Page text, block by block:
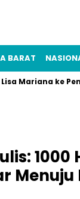
BARAT
Mariana ke